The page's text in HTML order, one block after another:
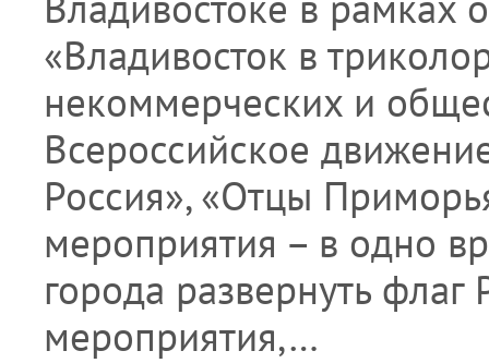
«Владивосток в
некоммерческих и
Всероссийское
Россия», «Отцы
мероприятия – в одно
города развернуть
мероприятия,…